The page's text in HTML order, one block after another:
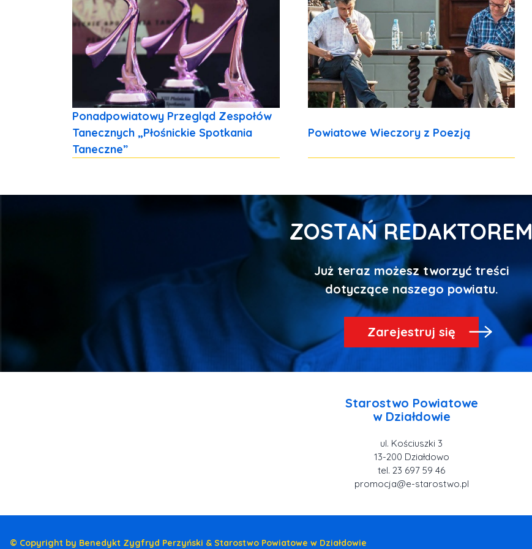
Ponadpowiatowy Przegląd Zespołów
Tanecznych „Płośnickie Spotkania
Taneczne”
Powiatowe Wieczory z Poezją
ZOSTAŃ REDAKTOREM
Już teraz możesz tworzyć treści
Zarejestruj się
Starostwo Powiatowe
ul. Kościuszki 3
tel. 23 697 59 46
promocja@e-starostwo.pl
© Copyright by Benedykt Zygfryd Perzyński & Starostwo Powiatowe w Działdowie